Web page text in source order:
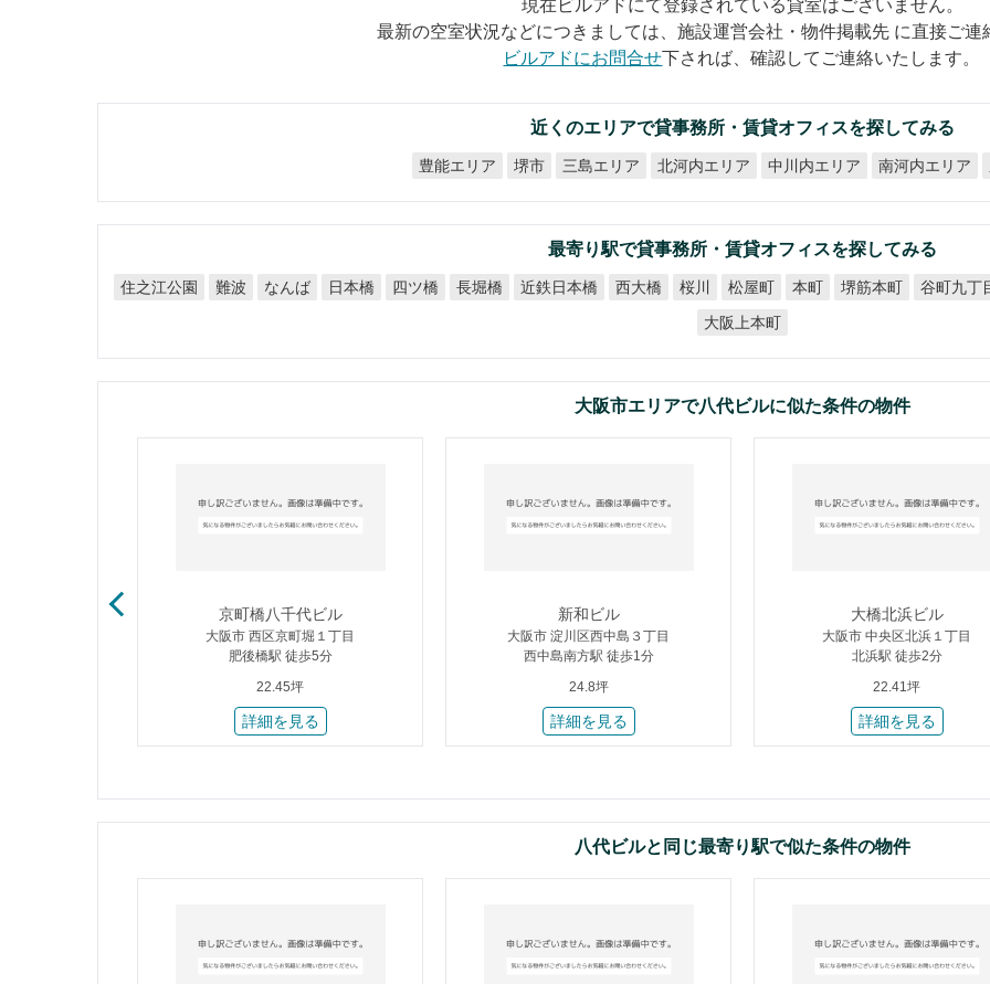
現在ビルアドにて登録されている貸室はございません。
最新の空室状況などにつきましては、施設運営会社・物件掲載先 に直接ご連
ビルアドにお問合せ下されば、確認してご連絡いたします。
近くのエリアで貸事務所・賃貸オフィスを探してみる
豊能エリア 堺市 三島エリア 北河内エリア 中川内エリア 南河内エリア
最寄り駅で貸事務所・賃貸オフィスを探してみる
住之江公園 難波 なんば 日本橋 四ツ橋 長堀橋 近鉄日本橋 西大橋 桜川 松屋町 本町 堺筋本町 谷町九丁
大阪上本町
大阪市エリアで八代ビルに似た条件の物件
京町橋八千代ビル
大阪市 西区京町堀１丁目
肥後橋駅 徒歩5分
22.45坪
詳細を見る
新和ビル
大阪市 淀川区西中島３丁目
西中島南方駅 徒歩1分
24.8坪
詳細を見る
大橋北浜ビル
大阪市 中央区北浜１丁目
北浜駅 徒歩2分
22.41坪
詳細を見る
八代ビルと同じ最寄り駅で似た条件の物件